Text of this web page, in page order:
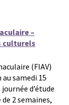
–
culturels
(FIAV)
samedi 15
d’étude
2 semaines,